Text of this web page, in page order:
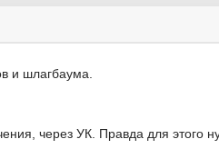
и шлагбаума.
через УК. Правда для этого